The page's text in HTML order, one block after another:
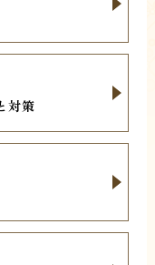
対策